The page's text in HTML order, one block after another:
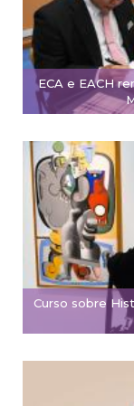
ECA e EACH
Curso sobre